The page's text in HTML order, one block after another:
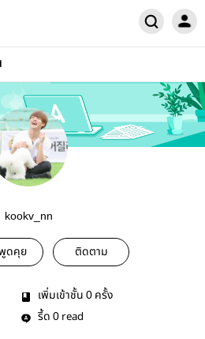
kookv_nn
ดคุย ติดตาม
เพิ่มเข้าชั้น 0 ครั้ง
รี้ด 0 read